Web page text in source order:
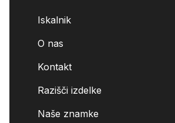
Iskalnik
O nas
Kontakt
Razišči izdelke
Naše znamke